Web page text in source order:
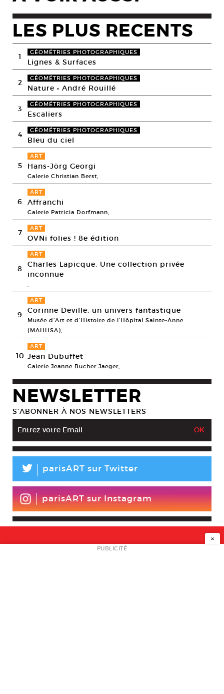
LES PLUS RECENTS
1 GÉOMÉTRIES PHOTOGRAPHIQUES
Lignes & Surfaces
2 GÉOMÉTRIES PHOTOGRAPHIQUES
Nature • André Rouillé
3 GÉOMÉTRIES PHOTOGRAPHIQUES
Escaliers
4 GÉOMÉTRIES PHOTOGRAPHIQUES
Bleu du ciel
5
ART
Hans-Jörg Georgi
Galerie Christian Berst,
6
ART
Affranchi
Galerie Patricia Dorfmann,
7 ART
OVNi folies ! 8e édition
8
ART
Charles Lapicque. Une collection privée
inconnue
,
9
ART
Corinne Deville, un univers fantastique
Musée d’Art et d’Histoire de l’Hôpital Sainte-Anne
(MAHHSA),
10
ART
Jean Dubuffet
Galerie Jeanne Bucher Jaeger,
NEWSLETTER
S’ABONNER À NOS NEWSLETTERS
L parisART sur Twitter
parisART sur Instagram
NEWSLETTER
×
PUBLICITÉ